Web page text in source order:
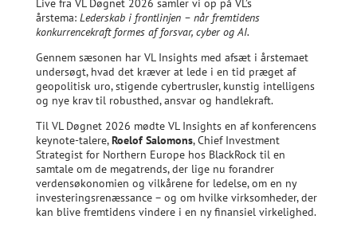
Live fra VL Døgnet 2026 samler vi op på VL’s
årstema: Lederskab i frontlinjen – når fremtidens
konkurrencekraft formes af forsvar, cyber og AI.
Gennem sæsonen har VL Insights med afsæt i årstemaet
undersøgt, hvad det kræver at lede i en tid præget af
geopolitisk uro, stigende cybertrusler, kunstig intelligens
og nye krav til robusthed, ansvar og handlekraft.
Til VL Døgnet 2026 mødte VL Insights en af konferencens
keynote-talere,Roelof Salomons, Chief Investment
Strategist for Northern Europe hos BlackRock til en
samtale om de megatrends, der lige nu forandrer
verdensøkonomien og vilkårene for ledelse, om en ny
investeringsrenæssance – og om hvilke virksomheder, der
kan blive fremtidens vindere i en ny finansiel virkelighed.